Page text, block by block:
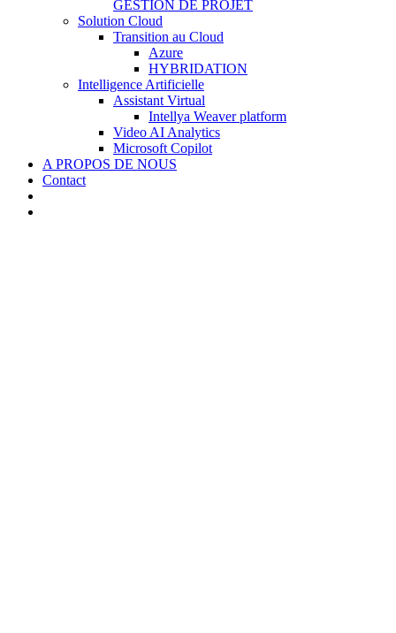
GESTION DE PROJET
Solution Cloud
Transition au Cloud
Azure
HYBRIDATION
Intelligence Artificielle
Assistant Virtual
Intellya Weaver platform
Video AI Analytics
Microsoft Copilot
A PROPOS DE NOUS
Contact